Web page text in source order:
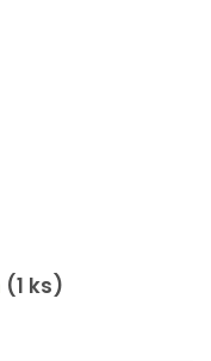
(1 ks)